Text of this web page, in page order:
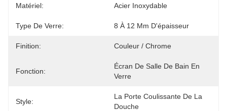
Matériel: Acier Inoxydable
Type De Verre: 8 À 12 Mm D'épaisseur
Finition: Couleur / Chrome
Fonction:
Écran De Salle De Bain En
Verre
Style:
La Porte Coulissante De La
Douche